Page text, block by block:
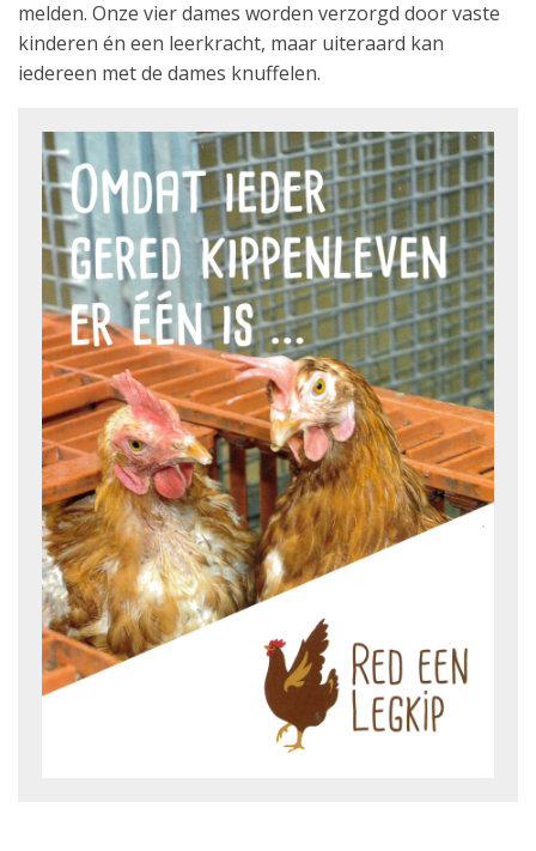
melden. Onze vier dames worden verzorgd door vaste
kinderen én een leerkracht, maar uiteraard kan
iedereen met de dames knuffelen.